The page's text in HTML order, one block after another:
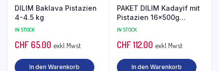
DILIM Baklava Pistazien
4-4.5 kg
IN STOCK
CHF65.00 exkl. Mwst
In den Warenkorb
PAKET DILIM Kadayif mit
Pistazien 16x500g
(Stk.7.00)
IN STOCK
CHF112.00 exkl. Mwst
In den Warenkorb